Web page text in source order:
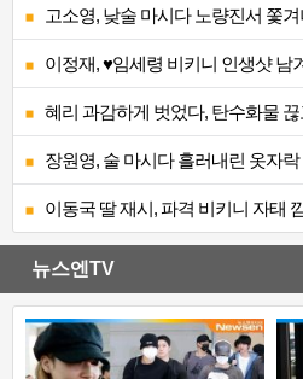
고소영, 낮술 마시다 노량진서 쫓겨
이정재, ♥임세령 비키니 인생샷
혜리 과감하게 벗었다, 탄수화물 끊
장원영, 술 마시다 흘러내린 옷자
이동국 딸 재시, 파격 비키니 자태
뉴스엔TV